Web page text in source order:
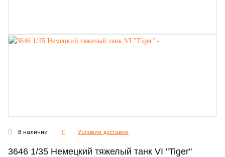
В наличии Условия доставки
3646 1/35 Немецкий тяжелый танк VI "Tiger"